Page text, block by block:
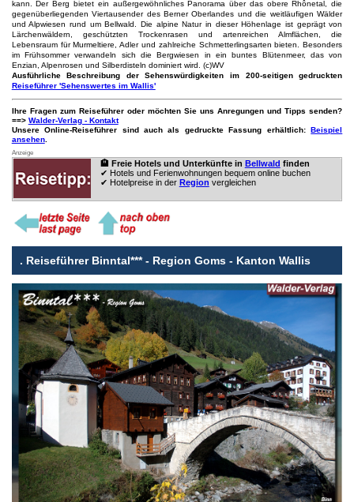
kann. Der Berg bietet ein außergewöhnliches Panorama über das obere Rhônetal, die
gegenüberliegenden Viertausender des Berner Oberlandes und die weitläufigen Wälder
und Alpwiesen rund um Bellwald. Die alpine Natur in dieser Höhenlage ist geprägt von
Lärchenwäldern, geschützten Trockenrasen und artenreichen Almflächen, die
Lebensraum für Murmeltiere, Adler und zahlreiche Schmetterlingsarten bieten. Besonders
im Frühsommer verwandeln sich die Bergwiesen in ein buntes Blütenmeer, das von
Enzian, Alpenrosen und Silberdisteln dominiert wird. (c)WV
Ausführliche Beschreibung der Sehenswürdigkeiten im 200-seitigen gedruckten
Reiseführer 'Sehenswertes im Wallis'
Ihre Fragen zum Reiseführer oder möchten Sie uns Anregungen und Tipps senden?
==> Walder-Verlag - Kontakt
Unsere Online-Reiseführer sind auch als gedruckte Fassung erhältlich:Beispiel
ansehen.
Anzeige
🏨 Freie Hotels und Unterkünfte in Bellwald finden
✔ Hotels und Ferienwohnungen bequem online buchen
✔ Hotelpreise in der Region vergleichen
. Reiseführer Binntal*** - Region Goms - Kanton Wallis